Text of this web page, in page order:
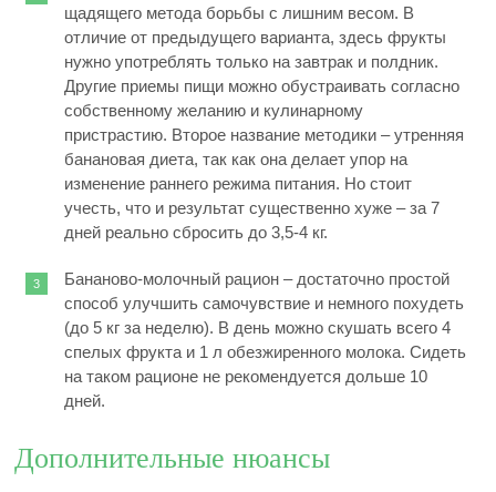
щадящего метода борьбы с лишним весом. В
отличие от предыдущего варианта, здесь фрукты
нужно употреблять только на завтрак и полдник.
Другие приемы пищи можно обустраивать согласно
собственному желанию и кулинарному
пристрастию. Второе название методики – утренняя
банановая диета, так как она делает упор на
изменение раннего режима питания. Но стоит
учесть, что и результат существенно хуже – за 7
дней реально сбросить до 3,5-4 кг.
Бананово-молочный рацион – достаточно простой
способ улучшить самочувствие и немного похудеть
(до 5 кг за неделю). В день можно скушать всего 4
спелых фрукта и 1 л обезжиренного молока. Сидеть
на таком рационе не рекомендуется дольше 10
дней.
Дополнительные нюансы